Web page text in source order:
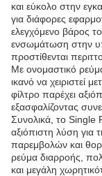
και εύκολο στην
για διάφορες
ελεγχόμενο βάρος
ενσωμάτωση στην
προστίθενται
Με ονομαστικό
ικανό να χειριστεί
φίλτρο παρέχει
εξασφαλίζοντας
Συνολικά, το Single
αξιόπιστη λύση για
παρεμβολών και
ρεύμα διαρροής,
και μεγάλη